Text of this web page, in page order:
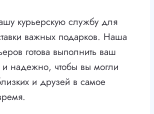
курьерскую службу для
важных подарков. Наша
готова выполнить ваш
и надежно, чтобы вы могли
и друзей в самое